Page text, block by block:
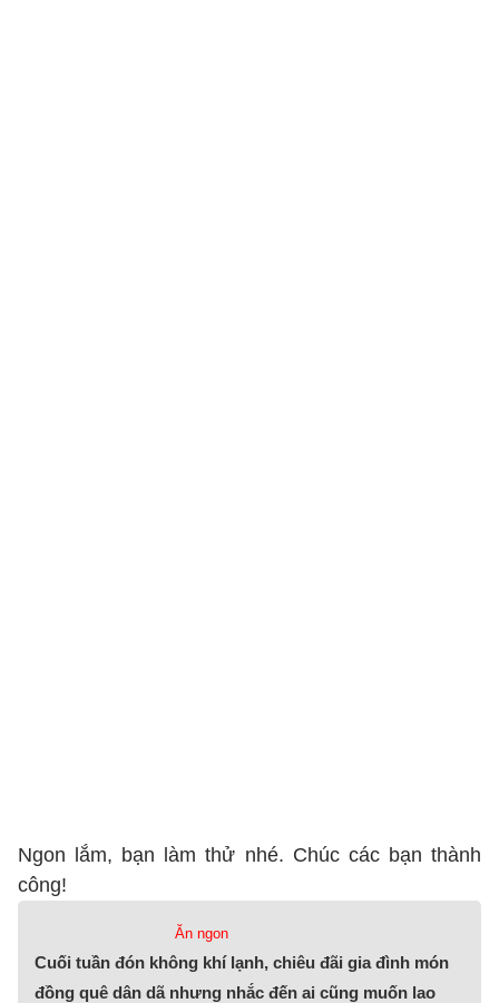
Ngon lắm, bạn làm thử nhé. Chúc các bạn thành
công!
Ăn ngon
Cuối tuần đón không khí lạnh, chiêu đãi gia đình món
đồng quê dân dã nhưng nhắc đến ai cũng muốn lao